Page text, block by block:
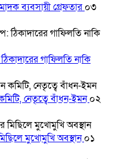
ব্যবসায়ী গ্রেফতার০৩
গাফিলতি নাকি
নেতৃত্বে বাঁধন-ইমন০২
মুখোমুখি অবস্থান০১